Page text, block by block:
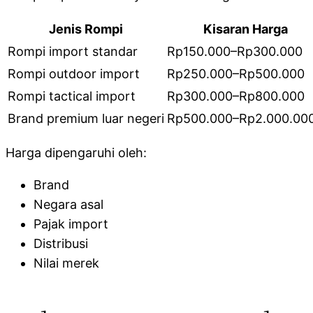
Jenis Rompi
Kisaran Harga
Rompi import standar
Rp150.000–Rp300.000
Rompi outdoor import
Rp250.000–Rp500.000
Rompi tactical import
Rp300.000–Rp800.000
Brand premium luar negeri
Harga dipengaruhi oleh:
Brand
Negara asal
Pajak import
Distribusi
Nilai merek